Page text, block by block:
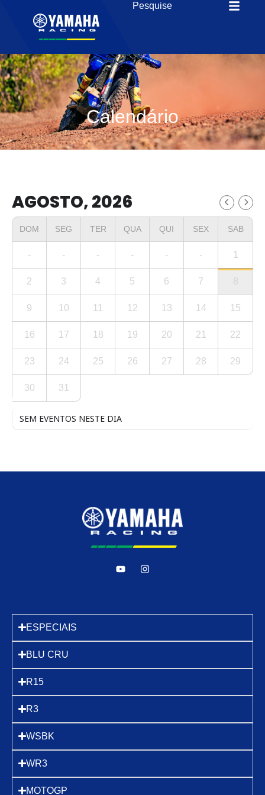
Calendário
AGOSTO, 2026
DOM SEG TER QUA QUI SEX SAB
- - - - - - 1
2 3 4 5 6 7 8
9 10 11 12 13 14 15
16 17 18 19 20 21 22
23 24 25 26 27 28 29
30 31
SEM EVENTOS NESTE DIA
ESPECIAIS
BLU CRU
R15
R3
WSBK
WR3
MOTOGP